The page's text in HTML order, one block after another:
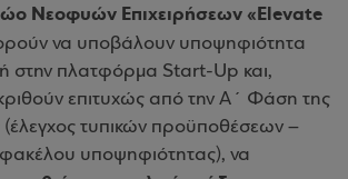
Νεοφυών Επιχειρήσεων «Elevate
να υποβάλουν υποψηφιότητα
στην πλατφόρμα Start-Up και,
επιτυχώς από την Α΄ Φάση της
(έλεγχος τυπικών προϋποθέσεων –
υποψηφιότητας), να